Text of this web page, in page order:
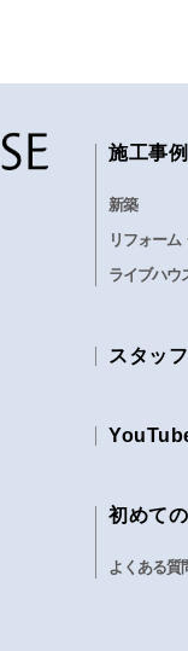
施工事例
新築
リフォーム
ライブハウ
スタッ
初めて
よくある質